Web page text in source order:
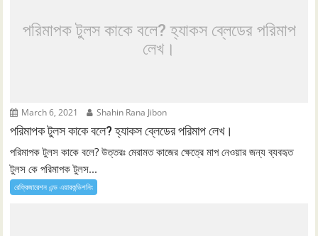
পরিমাপক টুলস কাকে বলে? হ্যাকস ব্লেডের পরিমাপ
লেখ।
March 6, 2021 Shahin Rana Jibon
পরিমাপক টুলস কাকে বলে? হ্যাকস ব্লেডের পরিমাপ লেখ।
পরিমাপক টুলস কাকে বলে? উত্তরঃ মেরামত কাজের ক্ষেত্রে মাপ নেওয়ার জন্য ব্যবহৃত
টুলস কে পরিমাপক টুলস...
রেফ্রিজারেশন এন্ড এয়ারকন্ডিশনিং